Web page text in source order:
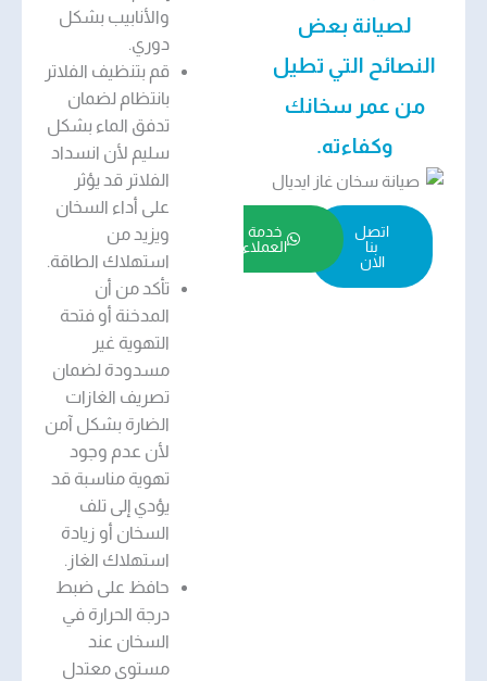
لصيانة بعض
النصائح التي تطيل
من عمر سخانك
وكفاءته.
اتصل
بنا
الان
خدمة
العملاء
والأنابيب بشكل
دوري.
قم بتنظيف الفلاتر
بانتظام لضمان
تدفق الماء بشكل
سليم لأن انسداد
الفلاتر قد يؤثر
على أداء السخان
ويزيد من
استهلاك الطاقة.
تأكد من أن
المدخنة أو فتحة
التهوية غير
مسدودة لضمان
تصريف الغازات
الضارة بشكل آمن
لأن عدم وجود
تهوية مناسبة قد
يؤدي إلى تلف
السخان أو زيادة
استهلاك الغاز.
حافظ على ضبط
درجة الحرارة في
السخان عند
مستوى معتدل